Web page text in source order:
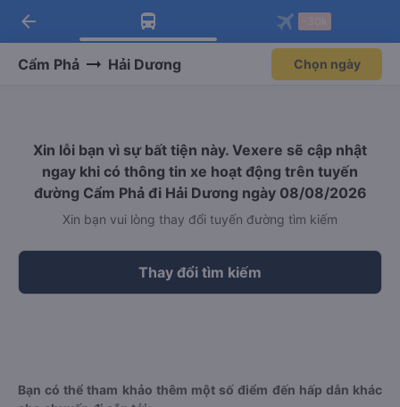
Tải app Vexere ngay!
Nhận ưu đãi thành viên độc
Mở app
Tải app Vexere
-30k/ghế khi đặt vé máy bay qua
Mở app
arrow_back
Cẩm Phả Hải Dương Chọn ngày
Xin lỗi bạn vì sự bất tiện này. Vexere sẽ cập nhật
ngay khi có thông tin xe hoạt động trên tuyến
đường Cẩm Phả đi Hải Dương ngày 08/08/2026
Xin bạn vui lòng thay đổi tuyến đường tìm kiếm
Thay đổi tìm kiếm
Bạn có thể tham khảo thêm một số điểm đến hấp dẫn khác